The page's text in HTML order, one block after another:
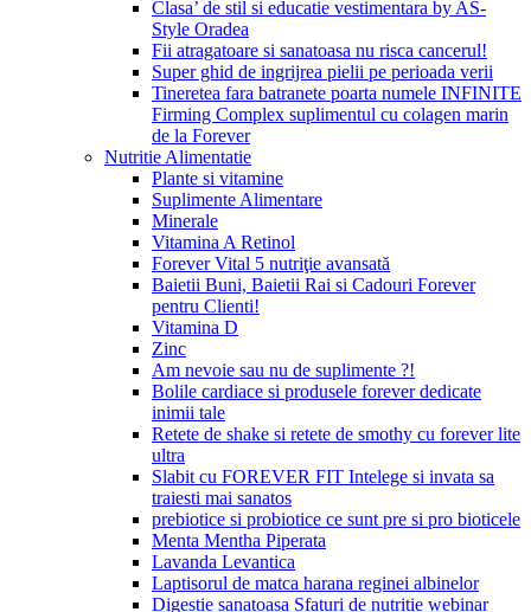
Clasa’ de stil si educatie vestimentara by AS-
Style Oradea
Fii atragatoare si sanatoasa nu risca cancerul!
Super ghid de ingrijrea pielii pe perioada verii
Tineretea fara batranete poarta numele INFINITE
Firming Complex suplimentul cu colagen marin
de la Forever
Nutritie Alimentatie
Plante si vitamine
Suplimente Alimentare
Minerale
Vitamina A Retinol
Forever Vital 5 nutriţie avansată
Baietii Buni, Baietii Rai si Cadouri Forever
pentru Clienti!
Vitamina D
Zinc
Am nevoie sau nu de suplimente ?!
Bolile cardiace si produsele forever dedicate
inimii tale
Retete de shake si retete de smothy cu forever lite
ultra
Slabit cu FOREVER FIT Intelege si invata sa
traiesti mai sanatos
prebiotice si probiotice ce sunt pre si pro bioticele
Menta Mentha Piperata
Lavanda Levantica
Laptisorul de matca harana reginei albinelor
Digestie sanatoasa Sfaturi de nutritie webinar